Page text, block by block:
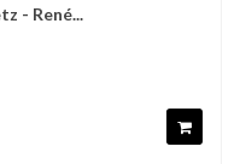
- René...